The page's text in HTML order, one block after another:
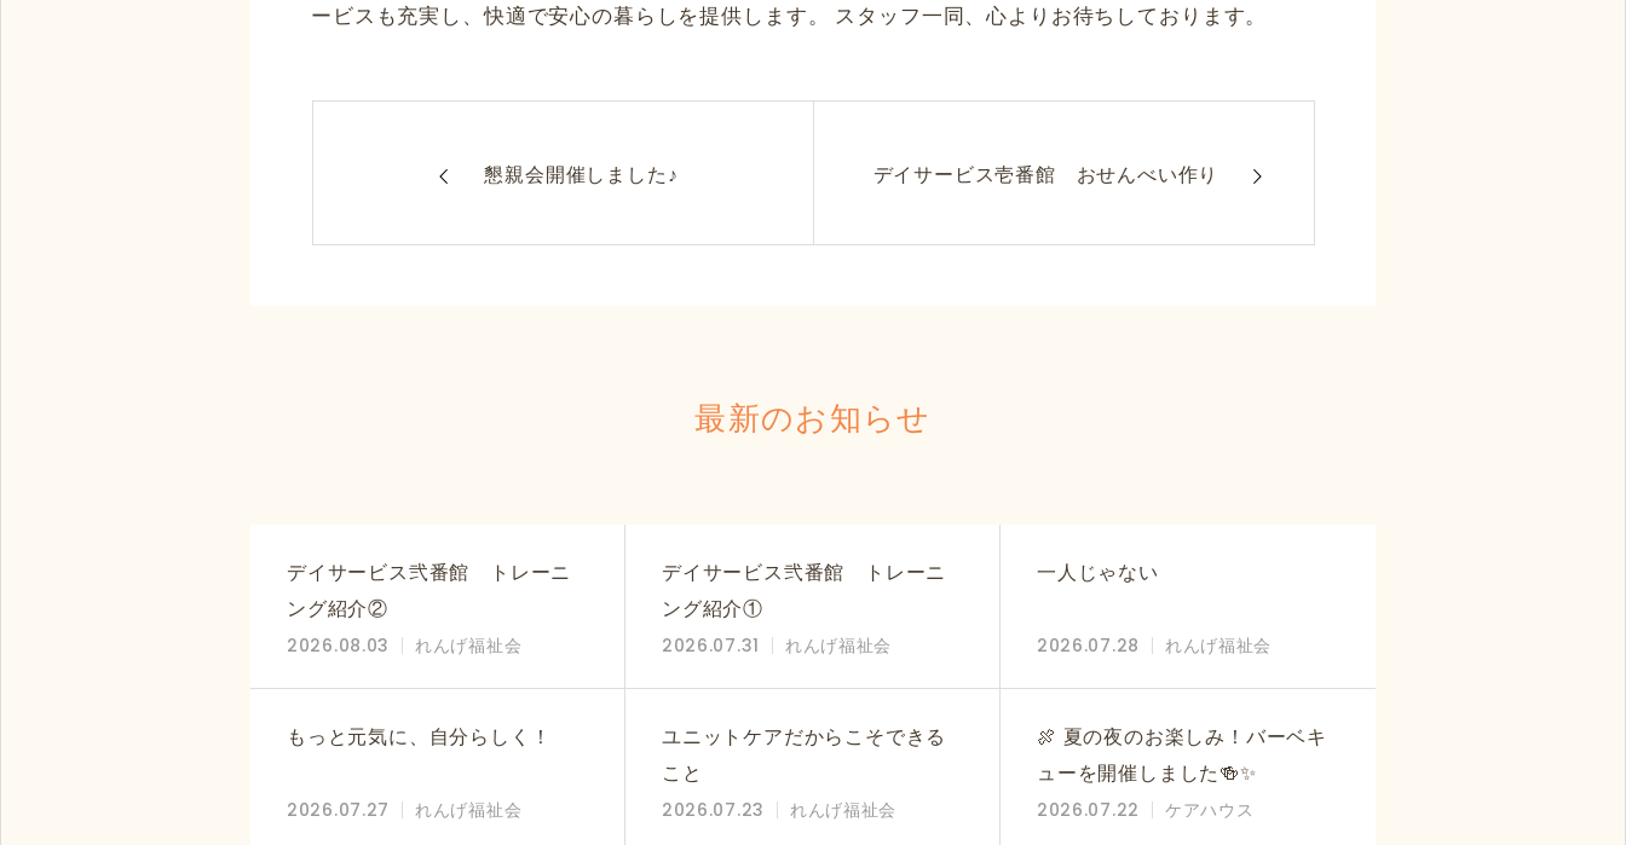
ービスも充実し、快適で安心の暮らしを提供します。 スタッフ一同、心よりお待ちしております。
懇親会開催しました♪ デイサービス壱番館 おせんべい作り
最新のお知らせ
デイサービス弐番館 トレーニ
ング紹介②
2026.08.03 れんげ福祉会
デイサービス弐番館 トレーニ
ング紹介①
2026.07.31 れんげ福祉会
一人じゃない
2026.07.28 れんげ福祉会
もっと元気に、自分らしく！
2026.07.27 れんげ福祉会
ユニットケアだからこそできる
こと
2026.07.23 れんげ福祉会
🍖 夏の夜のお楽しみ！バーベキ
ューを開催しました🍻✨
2026.07.22 ケアハウス